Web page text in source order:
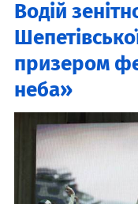
Водій
призером
неба»